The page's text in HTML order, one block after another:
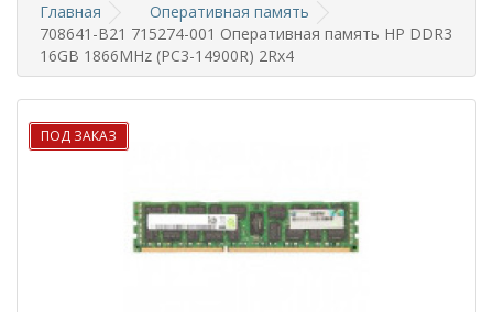
Главная
Оперативная память
708641-B21 715274-001 Оперативная память HP DDR3
16GB 1866MHz (PC3-14900R) 2Rx4
ПОД ЗАКАЗ